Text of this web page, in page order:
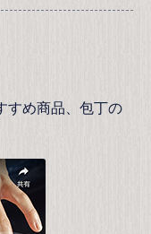
すめ商品、包丁の